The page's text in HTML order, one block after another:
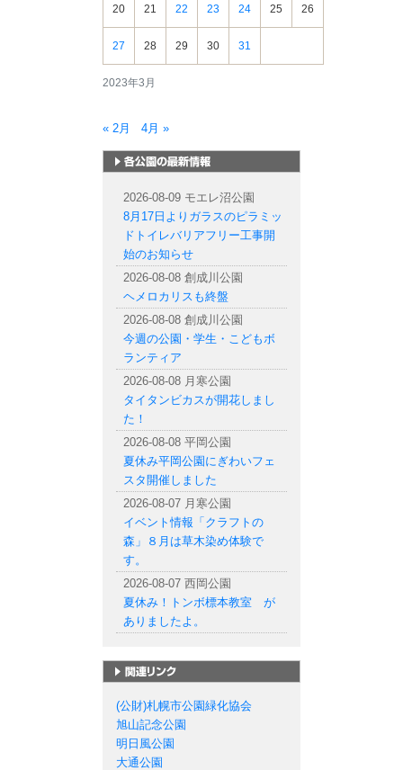
2023年3月
20 21 22 23 24 25 26
27 28 29 30 31
« 2月 4月 »
2026-08-09 モエレ沼公園
8月17日よりガラスのピラミッ
ドトイレバリアフリー工事開
始のお知らせ
2026-08-08 創成川公園
ヘメロカリスも終盤
2026-08-08 創成川公園
今週の公園・学生・こどもボ
ランティア
2026-08-08 月寒公園
タイタンビカスが開花しまし
た！
2026-08-08 平岡公園
夏休み平岡公園にぎわいフェ
スタ開催しました
2026-08-07 月寒公園
イベント情報「クラフトの
森」８月は草木染め体験で
す。
2026-08-07 西岡公園
夏休み！トンボ標本教室 が
ありましたよ。
(公財)札幌市公園緑化協会
旭山記念公園
明日風公園
大通公園